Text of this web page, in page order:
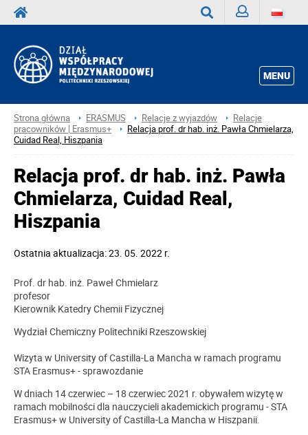
MENU
Strona główna ERASMUS Relacje z wyjazdów
Relacje
pracowników | Erasmus+
Relacja prof. dr hab. inż. Pawła Chmielarza,
Cuidad Real, Hiszpania
Relacja prof. dr hab. inż. Pawła
Chmielarza, Cuidad Real,
Hiszpania
Ostatnia aktualizacja: 23. 05. 2022 r.
Prof. dr hab. inż. Paweł Chmielarz
profesor
Kierownik Katedry Chemii Fizycznej
Wydział Chemiczny Politechniki Rzeszowskiej
Wizyta w University of Castilla-La Mancha w ramach programu
STA Erasmus+ - sprawozdanie
W dniach 14 czerwiec – 18 czerwiec 2021 r. obywałem wizytę w
ramach mobilności dla nauczycieli akademickich programu - STA
Erasmus+ w University of Castilla-La Mancha w Hiszpanii.